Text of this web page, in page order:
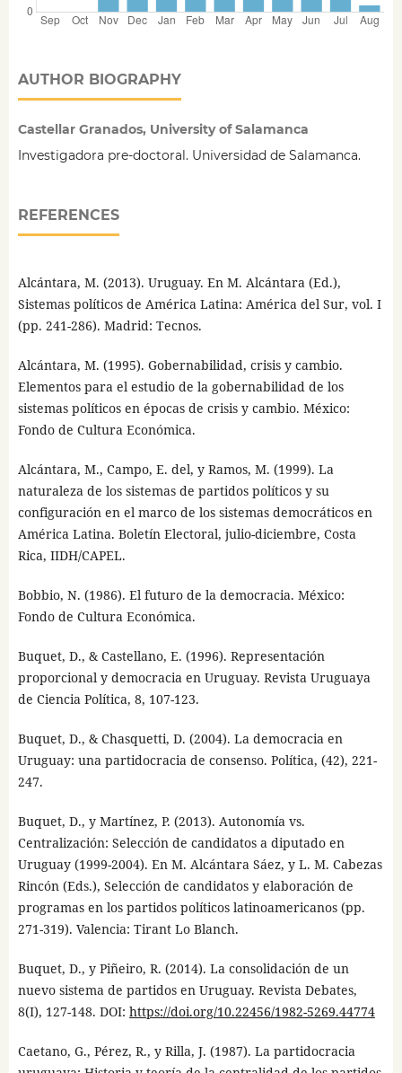
AUTHOR BIOGRAPHY
Castellar Granados, University of Salamanca
Investigadora pre-doctoral. Universidad de Salamanca.
REFERENCES
Alcántara, M. (2013). Uruguay. En M. Alcántara (Ed.),
Sistemas políticos de América Latina: América del Sur, vol. I
(pp. 241-286). Madrid: Tecnos.
Alcántara, M. (1995). Gobernabilidad, crisis y cambio.
Elementos para el estudio de la gobernabilidad de los
sistemas políticos en épocas de crisis y cambio. México:
Fondo de Cultura Económica.
Alcántara, M., Campo, E. del, y Ramos, M. (1999). La
naturaleza de los sistemas de partidos políticos y su
configuración en el marco de los sistemas democráticos en
América Latina. Boletín Electoral, julio-diciembre, Costa
Rica, IIDH/CAPEL.
Bobbio, N. (1986). El futuro de la democracia. México:
Fondo de Cultura Económica.
Buquet, D., & Castellano, E. (1996). Representación
proporcional y democracia en Uruguay. Revista Uruguaya
de Ciencia Política, 8, 107-123.
Buquet, D., & Chasquetti, D. (2004). La democracia en
Uruguay: una partidocracia de consenso. Política, (42), 221-
247.
Buquet, D., y Martínez, P. (2013). Autonomía vs.
Centralización: Selección de candidatos a diputado en
Uruguay (1999-2004). En M. Alcántara Sáez, y L. M. Cabezas
Rincón (Eds.), Selección de candidatos y elaboración de
programas en los partidos políticos latinoamericanos (pp.
271-319). Valencia: Tirant Lo Blanch.
Buquet, D., y Piñeiro, R. (2014). La consolidación de un
nuevo sistema de partidos en Uruguay. Revista Debates,
8(I), 127-148. DOI: https://doi.org/10.22456/1982-5269.44774
Caetano, G., Pérez, R., y Rilla, J. (1987). La partidocracia